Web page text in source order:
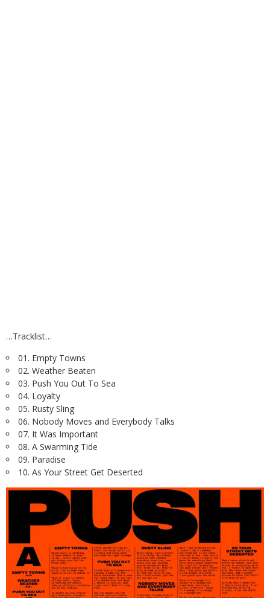
…Tracklist…
01. Empty Towns
02. Weather Beaten
03. Push You Out To Sea
04. Loyalty
05. Rusty Sling
06. Nobody Moves and Everybody Talks
07. It Was Important
08. A Swarming Tide
09. Paradise
10. As Your Street Get Deserted